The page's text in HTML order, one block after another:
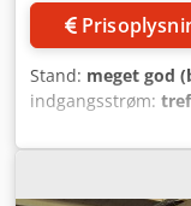
programmerede
til
Det andet emne
sidestop og
Enheden kan
enkelt- til fler-del
hylder og meget
Materialet
Stand: meget god
indgangsstrøm:
præsenterer en
der består af en